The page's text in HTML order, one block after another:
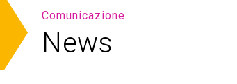
Comunicazione
News